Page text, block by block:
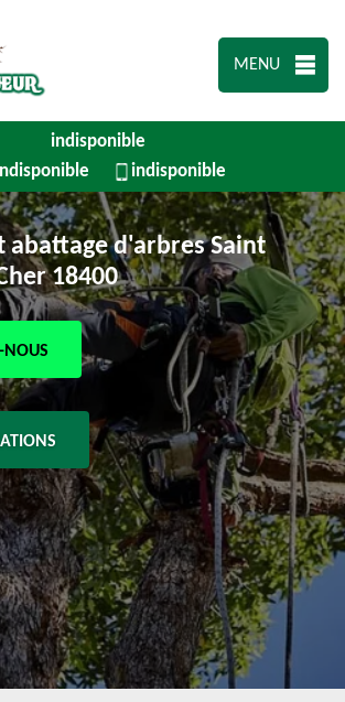
MENU
indisponible
indisponible
abattage d'arbres Saint
18400
NOUS